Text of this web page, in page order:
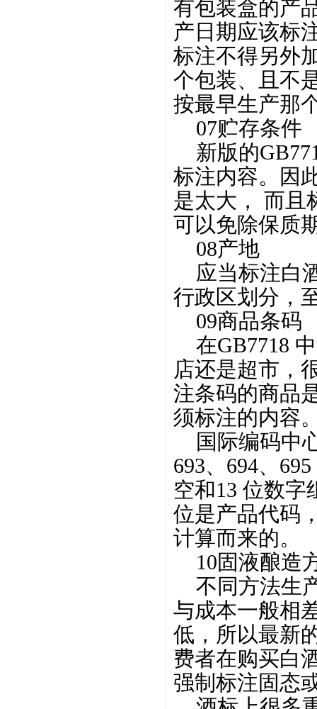
有包装盒的产
产日期应该标
标注不得另外
个包装、且不
按最早生产那
07贮存条件
新版的
标注内容。因
是太大， 而且
可以免除保质
08产地
应当标注白
行政区划分，
09商品条码
在GB7718
店还是超市，
注条码的商品
须标注的内容
国际编码中
693、694、
空和13 位数字
位是产品代码
计算而来的。
10固液酿造
不同方法生
与成本一般相
低，所以最新
费者在购买白
强制标注固态